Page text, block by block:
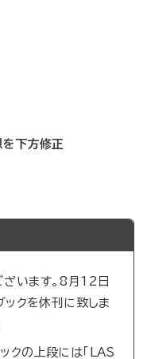
を下方修正
います。8月12日
ックを休刊に致しま
の上段には「LAS